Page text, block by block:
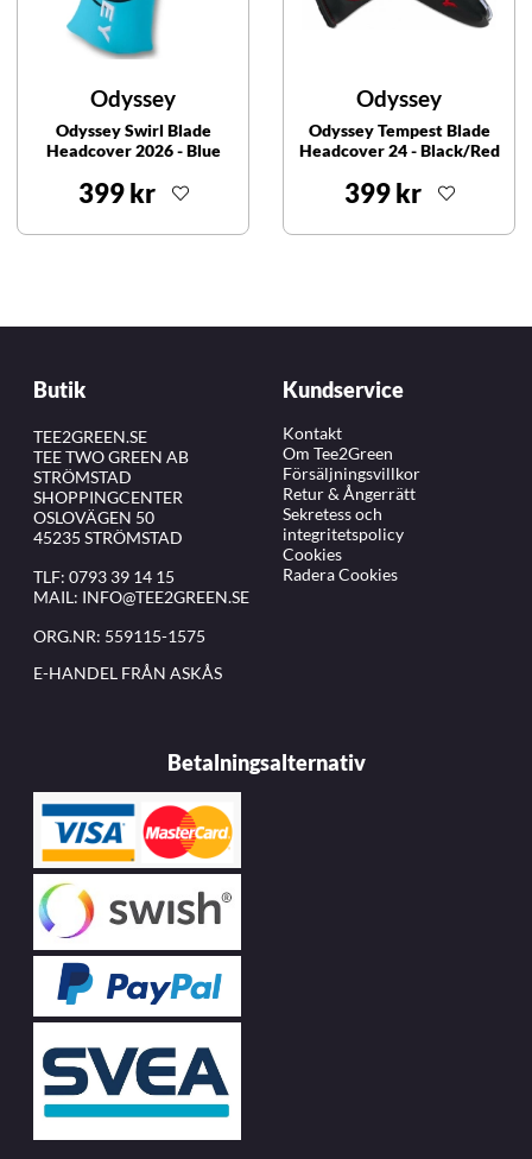
Odyssey
Odyssey Swirl Blade
Headcover 2026 - Blue
399 kr
Odyssey
Odyssey Tempest Blade
Headcover 24 - Black/Red
399 kr
Butik
TEE2GREEN.SE
TEE TWO GREEN AB
STRÖMSTAD
SHOPPINGCENTER
OSLOVÄGEN 50
45235 STRÖMSTAD
TLF: 0793 39 14 15
MAIL: INFO@TEE2GREEN.SE
ORG.NR: 559115-1575
E-HANDEL FRÅN ASKÅS
Kundservice
Kontakt
Om Tee2Green
Försäljningsvillkor
Retur & Ångerrätt
Sekretess och
integritetspolicy
Cookies
Radera Cookies
Betalningsalternativ